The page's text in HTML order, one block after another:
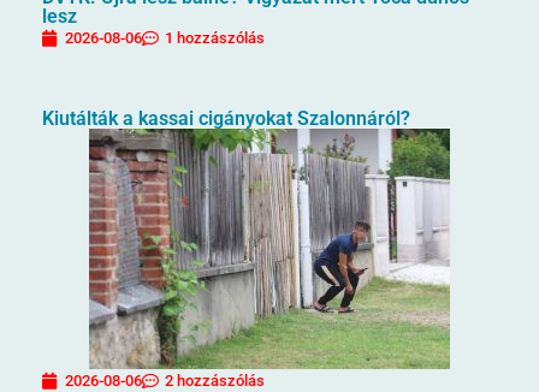
lesz
2026-08-06 1 hozzászólás
Kiutálták a kassai cigányokat Szalonnáról?
2026-08-06 2 hozzászólás